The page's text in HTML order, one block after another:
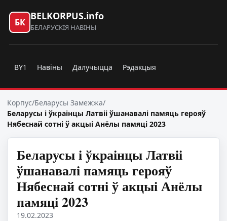
БК
BELKORPUS.info
БЕЛАРУСКІЯ НАВІНЫ
BY1 Навіны Далучыцца Рэдакцыя
Корпус/Беларусы Замежжа/
Беларусы і ўкраінцы Латвіі ўшанавалі памяць герояў
Нябеснай сотні ў акцыі Анёлы памяці 2023
Беларусы і ўкраінцы Латвіі
ўшанавалі памяць герояў
Нябеснай сотні ў акцыі Анёлы
памяці 2023
19.02.2023